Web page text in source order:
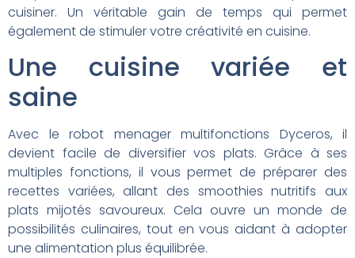
cuisiner. Un véritable gain de temps qui permet
également de stimuler votre créativité en cuisine.
Une cuisine variée et
saine
Avec le robot menager multifonctions Dyceros, il
devient facile de diversifier vos plats. Grâce à ses
multiples fonctions, il vous permet de préparer des
recettes variées, allant des smoothies nutritifs aux
plats mijotés savoureux. Cela ouvre un monde de
possibilités culinaires, tout en vous aidant à adopter
une alimentation plus équilibrée.